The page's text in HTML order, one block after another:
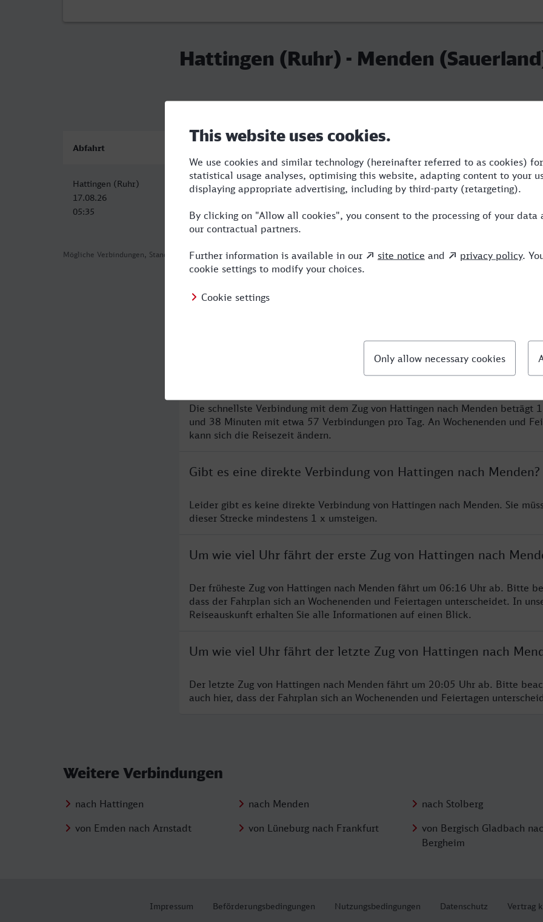
Hattingen (Ruhr) - Menden
Mögliche Verbindungen, Stand: 2026-08-03 00:55
Abfahrt
Hattingen (Ruhr)
17.08.26
05:35
Menden (Sauerland)
17.08.26
07:13
3 RB,S,RE,ICE
Was ist die schnellste Verbindung von Hattingen nach
Die schnellste Verbindung mit dem Zug von Hattingen nach Menden beträgt
und 38 Minuten mit etwa 57 Verbindungen pro Tag. An Wochenenden und
kann sich die Reisezeit ändern.
Gibt es eine direkte Verbindung von Hattingen nach Menden?
Leider gibt es keine direkte Verbindung von Hattingen nach Menden. Sie
dieser Strecke mindestens 1 x umsteigen.
Um wie viel Uhr fährt der erste Zug von Hattingen nach
Der früheste Zug von Hattingen nach Menden fährt um 06:16 Uhr ab. Bitte
dass der Fahrplan sich an Wochenenden und Feiertagen unterscheidet. In
Reiseauskunft erhalten Sie alle Informationen auf einen Blick.
Um wie viel Uhr fährt der letzte Zug von Hattingen nach
Der letzte Zug von Hattingen nach Menden fährt um 20:05 Uhr ab. Bitte
auch hier, dass der Fahrplan sich an Wochenenden und Feiertagen
Weitere Verbindungen
nach Hattingen nach Menden nach Stolberg
von Emden nach Arnstadt
von Lüneburg nach Frankfurt
von Bergisch Gladbach
Bergheim
Impressum Beförderungsbedingungen Nutzungsbedingungen Datenschutz Vertrag